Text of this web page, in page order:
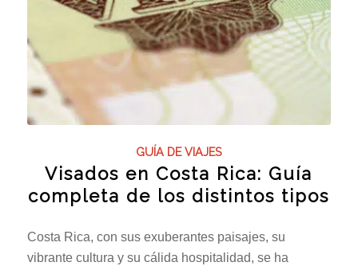
GUÍA DE VIAJES
Visados en Costa Rica: Guía
completa de los distintos tipos
Costa Rica, con sus exuberantes paisajes, su
vibrante cultura y su cálida hospitalidad, se ha